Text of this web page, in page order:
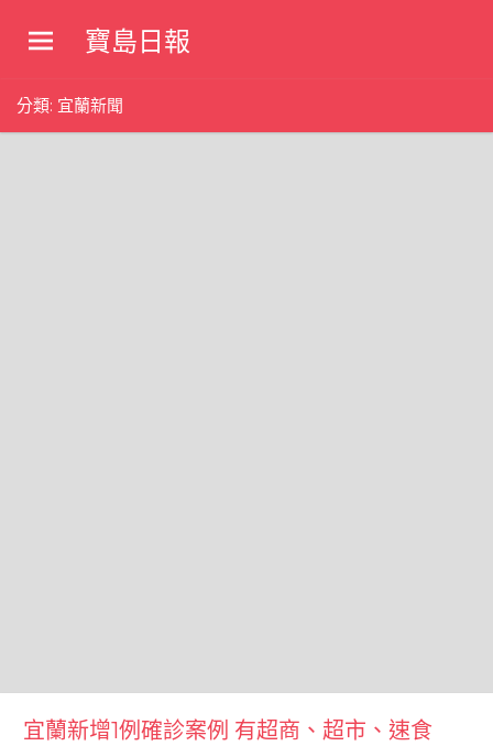
寶島日報
島
分類: 宜蘭新聞
宜蘭新增1例確診案例 有超商、超市、速食